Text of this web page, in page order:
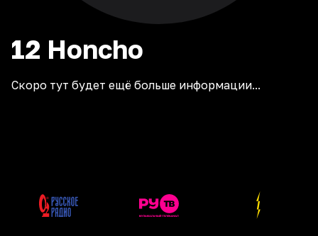
12 Honcho
Скоро тут будет ещё больше информации...